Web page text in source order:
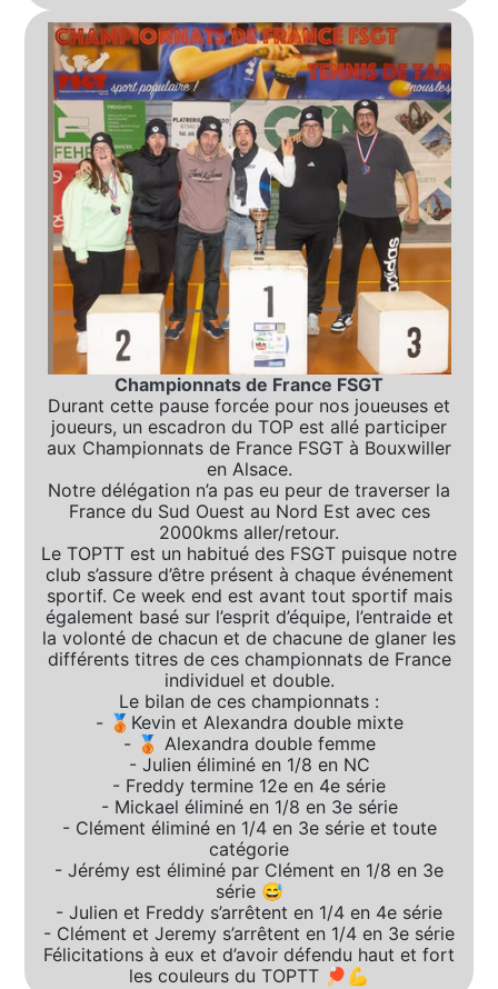
Championnats de France FSGT
Durant cette pause forcée pour nos joueuses et
joueurs, un escadron du TOP est allé participer
aux Championnats de France FSGT à Bouxwiller
en Alsace.
Notre délégation n’a pas eu peur de traverser la
France du Sud Ouest au Nord Est avec ces
2000kms aller/retour.
Le TOPTT est un habitué des FSGT puisque notre
club s’assure d’être présent à chaque événement
sportif. Ce week end est avant tout sportif mais
également basé sur l’esprit d’équipe, l’entraide et
la volonté de chacun et de chacune de glaner les
différents titres de ces championnats de France
individuel et double.
Le bilan de ces championnats :
- 🥉Kevin et Alexandra double mixte
- 🥉 Alexandra double femme
- Julien éliminé en 1/8 en NC
- Freddy termine 12e en 4e série
- Mickael éliminé en 1/8 en 3e série
- Clément éliminé en 1/4 en 3e série et toute
catégorie
- Jérémy est éliminé par Clément en 1/8 en 3e
série 😅
- Julien et Freddy s’arrêtent en 1/4 en 4e série
- Clément et Jeremy s’arrêtent en 1/4 en 3e série
Félicitations à eux et d’avoir défendu haut et fort
les couleurs du TOPTT 🏓💪